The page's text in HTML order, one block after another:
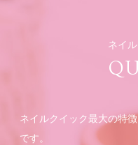
ネイ
ネイルクイック最大の特
です。